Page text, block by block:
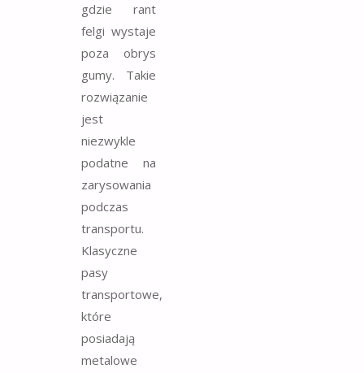
gdzie rant
felgi wystaje
poza obrys
gumy. Takie
rozwiązanie
jest
niezwykle
podatne na
zarysowania
podczas
transportu.
Klasyczne
pasy
transportowe,
które
posiadają
metalowe